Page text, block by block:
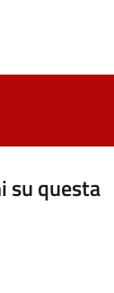
su questa